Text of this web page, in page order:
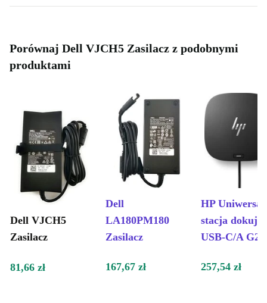
Porównaj Dell VJCH5 Zasilacz z podobnymi
produktami
Dell VJCH5
Zasilacz
Dell
LA180PM180
Zasilacz
HP
stacja
USB-C/A G2
81,66 zł 167,67 zł 257,54 zł